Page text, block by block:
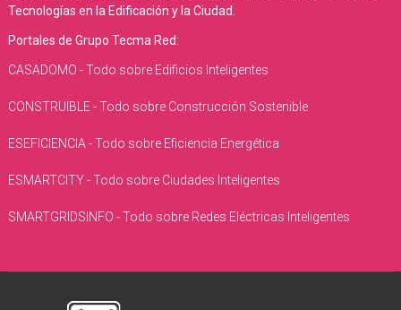
Tecnologías en la Edificación y la Ciudad.
Portales de Grupo Tecma Red:
CASADOMO - Todo sobre Edificios Inteligentes
CONSTRUIBLE - Todo sobre Construcción Sostenible
ESEFICIENCIA - Todo sobre Eficiencia Energética
ESMARTCITY - Todo sobre Ciudades Inteligentes
SMARTGRIDSINFO - Todo sobre Redes Eléctricas Inteligentes